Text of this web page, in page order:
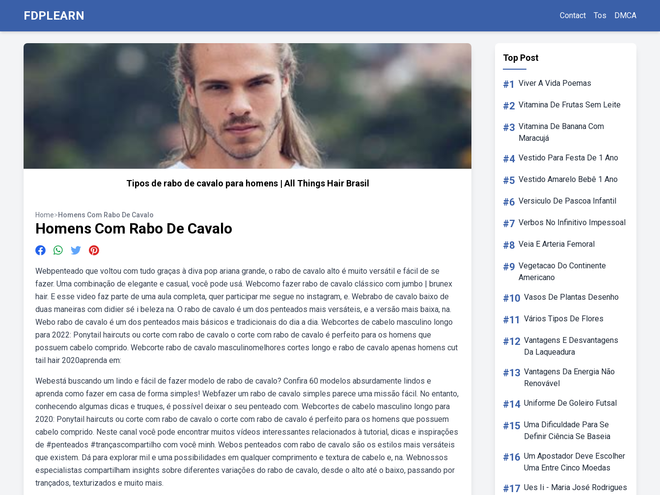
FDPLEARN Contact Tos DMCA
Tipos de rabo de cavalo para homens | All Things Hair Brasil
Home>Homens Com Rabo De Cavalo
Homens Com Rabo De Cavalo
Webpenteado que voltou com tudo graças à diva pop ariana grande, o rabo de cavalo alto é muito versátil e fácil de se
fazer. Uma combinação de elegante e casual, você pode usá. Webcomo fazer rabo de cavalo clássico com jumbo | brunex
hair. E esse video faz parte de uma aula completa, quer participar me segue no instagram, e. Webrabo de cavalo baixo de
duas maneiras com didier sé i beleza na. O rabo de cavalo é um dos penteados mais versáteis, e a versão mais baixa, na.
Webo rabo de cavalo é um dos penteados mais básicos e tradicionais do dia a dia. Webcortes de cabelo masculino longo
para 2022: Ponytail haircuts ou corte com rabo de cavalo o corte com rabo de cavalo é perfeito para os homens que
possuem cabelo comprido. Webcorte rabo de cavalo masculinomelhores cortes longo e rabo de cavalo apenas homens cut
tail hair 2020aprenda em:
Webestá buscando um lindo e fácil de fazer modelo de rabo de cavalo? Confira 60 modelos absurdamente lindos e
aprenda como fazer em casa de forma simples! Webfazer um rabo de cavalo simples parece uma missão fácil. No entanto,
conhecendo algumas dicas e truques, é possível deixar o seu penteado com. Webcortes de cabelo masculino longo para
2020: Ponytail haircuts ou corte com rabo de cavalo o corte com rabo de cavalo é perfeito para os homens que possuem
cabelo comprido. Neste canal você pode encontrar muitos vídeos interessantes relacionados à tutorial, dicas e inspirações
de #penteados #trançascompartilho com você minh. Webos penteados com rabo de cavalo são os estilos mais versáteis
que existem. Dá para explorar mil e uma possibilidades em qualquer comprimento e textura de cabelo e, na. Webnossos
especialistas compartilham insights sobre diferentes variações do rabo de cavalo, desde o alto até o baixo, passando por
trançados, texturizados e muito mais.
Top Post
#1 Viver A Vida Poemas
#2 Vitamina De Frutas Sem Leite
#3 Vitamina De Banana Com
Maracujá
#4 Vestido Para Festa De 1 Ano
#5 Vestido Amarelo Bebê 1 Ano
#6 Versiculo De Pascoa Infantil
#7 Verbos No Infinitivo Impessoal
#8 Veia E Arteria Femoral
#9 Vegetacao Do Continente
Americano
#10 Vasos De Plantas Desenho
#11 Vários Tipos De Flores
#12 Vantagens E Desvantagens
Da Laqueadura
#13 Vantagens Da Energia Não
Renovável
#14 Uniforme De Goleiro Futsal
#15 Uma Dificuldade Para Se
Definir Ciência Se Baseia
#16 Um Apostador Deve Escolher
Uma Entre Cinco Moedas
#17 Ues Ii - Maria José Rodrigues